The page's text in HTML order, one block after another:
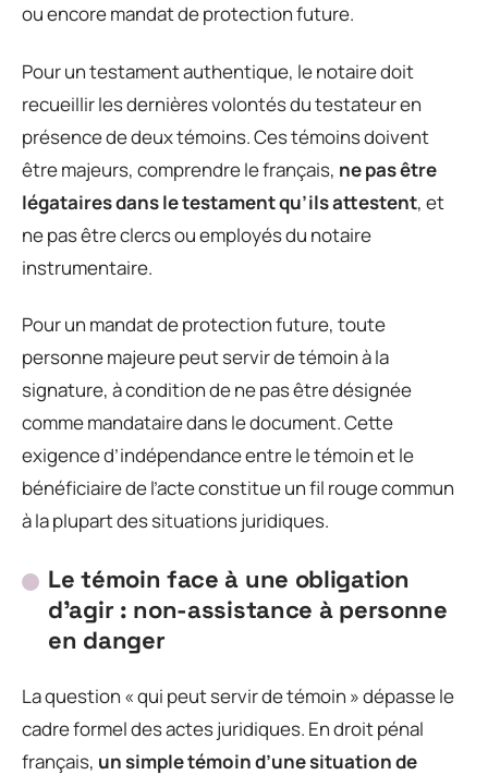
ou encore mandat de protection future.
Pour un testament authentique, le notaire doit
recueillir les dernières volontés du testateur en
présence de deux témoins. Ces témoins doivent
être majeurs, comprendre le français, ne pas être
légataires dans le testament qu’ils attestent, et
ne pas être clercs ou employés du notaire
instrumentaire.
Pour un mandat de protection future, toute
personne majeure peut servir de témoin à la
signature, à condition de ne pas être désignée
comme mandataire dans le document. Cette
exigence d’indépendance entre le témoin et le
bénéficiaire de l’acte constitue un fil rouge commun
à la plupart des situations juridiques.
Le témoin face à une obligation
d’agir : non-assistance à personne
en danger
La question « qui peut servir de témoin » dépasse le
cadre formel des actes juridiques. En droit pénal
français, un simple témoin d’une situation de